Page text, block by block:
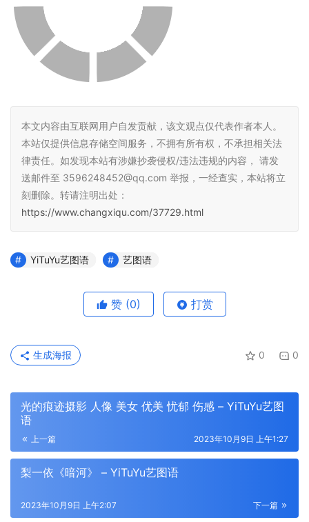
本文内容由互联网用户自发贡献，该文观点仅代表作者本人。
本站仅提供信息存储空间服务，不拥有所有权，不承担相关法
律责任。如发现本站有涉嫌抄袭侵权/违法违规的内容， 请发
送邮件至 3596248452@qq.com 举报，一经查实，本站将立
刻删除。转请注明出处：
https://www.changxiqu.com/37729.html
YiTuYu艺图语 艺图语
赞 (0) 打赏
0 0
生成海报
光的痕迹摄影 人像 美女 优美 忧郁 伤感 – YiTuYu艺图
语
上一篇 2023年10月9日 上午1:27
梨一依《暗河》 – YiTuYu艺图语
下一篇
2023年10月9日 上午2:07